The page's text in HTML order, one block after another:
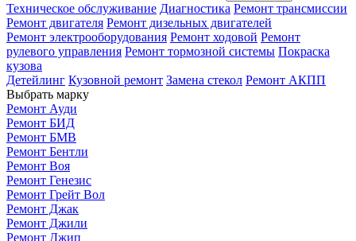
Техническое обслуживание Диагностика Ремонт трансмиссии
Ремонт двигателя Ремонт дизельных двигателей
Ремонт электрооборудования Ремонт ходовой Ремонт
рулевого управления Ремонт тормозной системы Покраска
кузова
Детейлинг Кузовной ремонт Замена стекол Ремонт АКПП
Выбрать марку
Ремонт Ауди
Ремонт БИД
Ремонт БМВ
Ремонт Бентли
Ремонт Воя
Ремонт Генезис
Ремонт Грейт Вол
Ремонт Джак
Ремонт Джили
Ремонт Джип